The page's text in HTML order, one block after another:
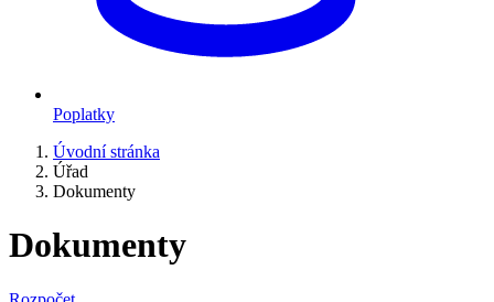
Poplatky
Úvodní stránka
Úřad
Dokumenty
Dokumenty